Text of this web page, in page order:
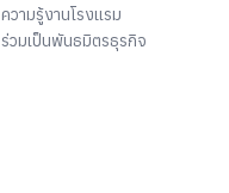
ความรู้งานโรงแรม
ร่วมเป็นพันธมิตรธุรกิจ